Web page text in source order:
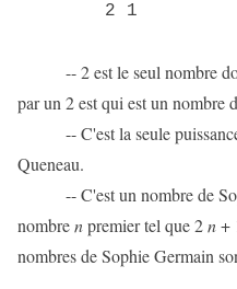
2 1
-- 2 est le seul nombre
par un 2 est qui est un nombre
-- C'est la seule puissance
Queneau.
-- C'est un nombre de
nombrenpremier tel que 2n+
nombres de Sophie Germain